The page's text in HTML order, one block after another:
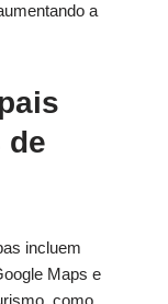
a
de
incluem
Maps e